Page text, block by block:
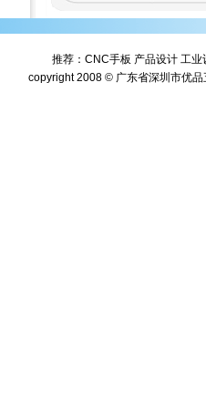
推荐： CNC手板 产品设计 工业
copyright 2008 © 广东省深圳市优